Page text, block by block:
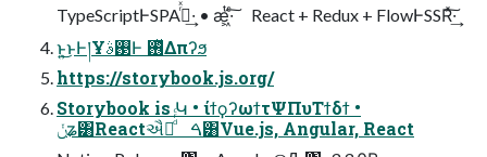
TypeScriptͰSPA࡞ͬͯ·͢ • ӕ͖ͭ·ͨ͠ React + Redux + FlowͰSSRͯ͠·͢
ͱ͍͏͜ͱͰ།Ұ࢓ࣄͰ ࢖ͬͯΔπʔϧ
https://storybook.js.org/
Storybook is Կ • ίϯϙʔωϯτΨΠυΤϯδϯ •
ݩʑ͸Reactઐ༻ͩͬͨ ࠓ͸Vue.js, Angular, React